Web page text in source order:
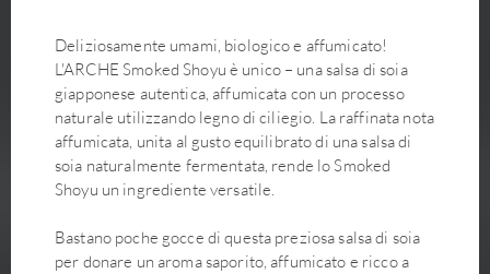
Deliziosamente umami, biologico e affumicato!
L'ARCHE Smoked Shoyu è unico – una salsa di soia
giapponese autentica, affumicata con un processo
naturale utilizzando legno di ciliegio. La raffinata nota
affumicata, unita al gusto equilibrato di una salsa di
soia naturalmente fermentata, rende lo Smoked
Shoyu un ingrediente versatile.
Bastano poche gocce di questa preziosa salsa di soia
per donare un aroma saporito, affumicato e ricco a